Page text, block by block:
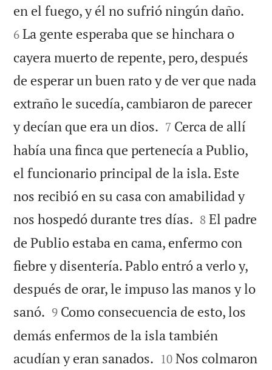
en el fuego, y él no sufrió ningún daño.
6 La gente esperaba que se hinchara o
cayera muerto de repente, pero, después
de esperar un buen rato y de ver que nada
extraño le sucedía, cambiaron de parecer
y decían que era un dios. 

7 Cerca de allí
había una finca que pertenecía a Publio,
el funcionario principal de la isla. Este
nos recibió en su casa con amabilidad y
nos hospedó durante tres días. 

8 El padre
de Publio estaba en cama, enfermo con
fiebre y disentería. Pablo entró a verlo y,
después de orar, le impuso las manos y lo
sanó. 

9 Como consecuencia de esto, los
demás enfermos de la isla también
acudían y eran sanados. 

10 Nos colmaron